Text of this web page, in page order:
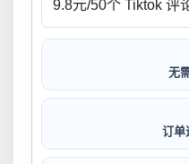
无
订单